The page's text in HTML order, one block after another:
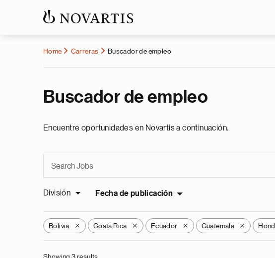
Home Carreras Buscador de empleo
Buscador de empleo
Encuentre oportunidades en Novartis a continuación.
División Fecha de publicación
Bolivia X Costa Rica X Ecuador X Guatemala X
Showing 3 results